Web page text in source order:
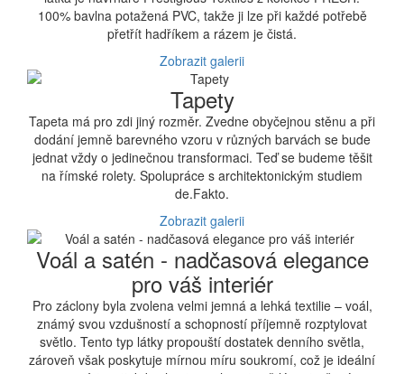
100% bavlna potažená PVC, takže ji lze při každé potřebě
přetřít hadříkem a rázem je čistá.
Zobrazit galerii
Tapety
Tapeta má pro zdi jiný rozměr. Zvedne obyčejnou stěnu a při
dodání jemně barevného vzoru v různých barvách se bude
jednat vždy o jedinečnou transformaci. Teď se budeme těšit
na římské rolety. Spolupráce s architektonickým studiem
de.Fakto.
Zobrazit galerii
Voál a satén - nadčasová elegance
pro váš interiér
Pro záclony byla zvolena velmi jemná a lehká textilie – voál,
známý svou vzdušností a schopností příjemně rozptylovat
světlo. Tento typ látky propouští dostatek denního světla,
zároveň však poskytuje mírnou míru soukromí, což je ideální